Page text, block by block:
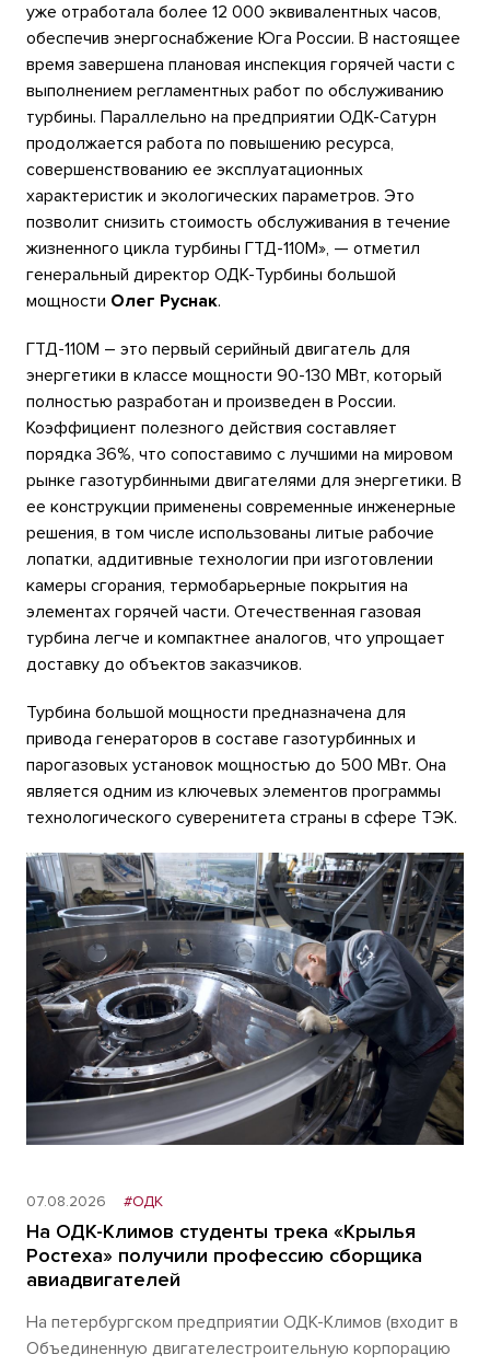
уже отработала более 12 000 эквивалентных часов,
обеспечив энергоснабжение Юга России. В настоящее
время завершена плановая инспекция горячей части с
выполнением регламентных работ по обслуживанию
турбины. Параллельно на предприятии ОДК-Сатурн
продолжается работа по повышению ресурса,
совершенствованию ее эксплуатационных
характеристик и экологических параметров. Это
позволит снизить стоимость обслуживания в течение
жизненного цикла турбины ГТД-110М», — отметил
генеральный директор ОДК-Турбины большой
мощности Олег Руснак.
ГТД-110М – это первый серийный двигатель для
энергетики в классе мощности 90-130 МВт, который
полностью разработан и произведен в России.
Коэффициент полезного действия составляет
порядка 36%, что сопоставимо с лучшими на мировом
рынке газотурбинными двигателями для энергетики. В
ее конструкции применены современные инженерные
решения, в том числе использованы литые рабочие
лопатки, аддитивные технологии при изготовлении
камеры сгорания, термобарьерные покрытия на
элементах горячей части. Отечественная газовая
турбина легче и компактнее аналогов, что упрощает
доставку до объектов заказчиков.
Турбина большой мощности предназначена для
привода генераторов в составе газотурбинных и
парогазовых установок мощностью до 500 МВт. Она
является одним из ключевых элементов программы
технологического суверенитета страны в сфере ТЭК.
07.08.2026 #ОДК
На ОДК-Климов студенты трека «Крылья
Ростеха» получили профессию сборщика
авиадвигателей
На петербургском предприятии ОДК-Климов (входит в
Объединенную двигателестроительную корпорацию